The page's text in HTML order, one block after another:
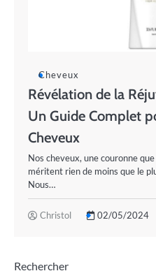
Cheveux
Révélation de la
Un Guide Complet
Cheveux
Nos cheveux, une couronne
méritent rien de moins que le
Nous…
Christol 02/05/2024
Rechercher